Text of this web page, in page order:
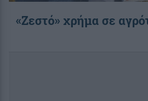
«Ζεστό» χρήμα σε